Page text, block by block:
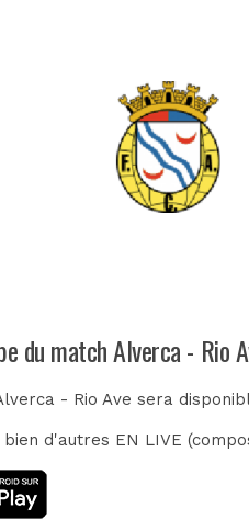
du match Alverca - Rio
- Rio Ave sera
d'autres EN LIVE